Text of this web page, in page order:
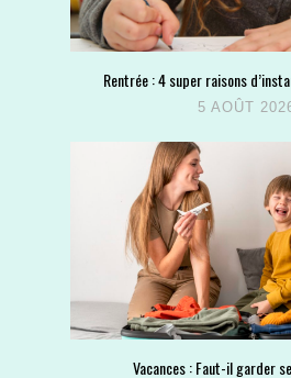
Rentrée : 4 super raisons
5 AOÛT
Vacances : Faut-il garder